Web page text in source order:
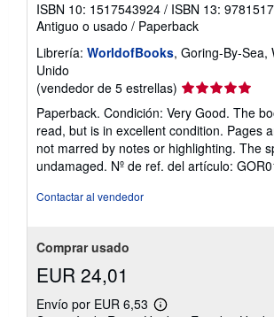
ISBN 10: 1517543924 / ISBN 13:
Antiguo o usado / Paperback
Librería: WorldofBooks, Goring-By-Sea,
Unido
(vendedor de 5 estrellas) Calificación
vendedor:
5
de
5
Paperback. Condición: Very Good. The
read, but is in excellent condition. Pages
not marred by notes or highlighting. The
undamaged. Nº de ref. del artículo:
Contactar al vendedor
Comprar usado
EUR 24,01
Envío por EUR 6,53
Más